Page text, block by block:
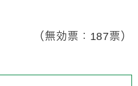
（無効票：187票）